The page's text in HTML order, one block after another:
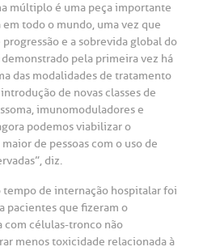
965
da Mulher
múltiplo é uma peça importante
todo o mundo, uma vez que
e a sobrevida global do
pela primeira vez há
das modalidades de tratamento
de novas classes de
imunomoduladores e
podemos viabilizar o
de pessoas com o uso de
diz.
tempo de internação hospitalar foi
pacientes que fizeram o
com células-tronco não
menos toxicidade relacionada à